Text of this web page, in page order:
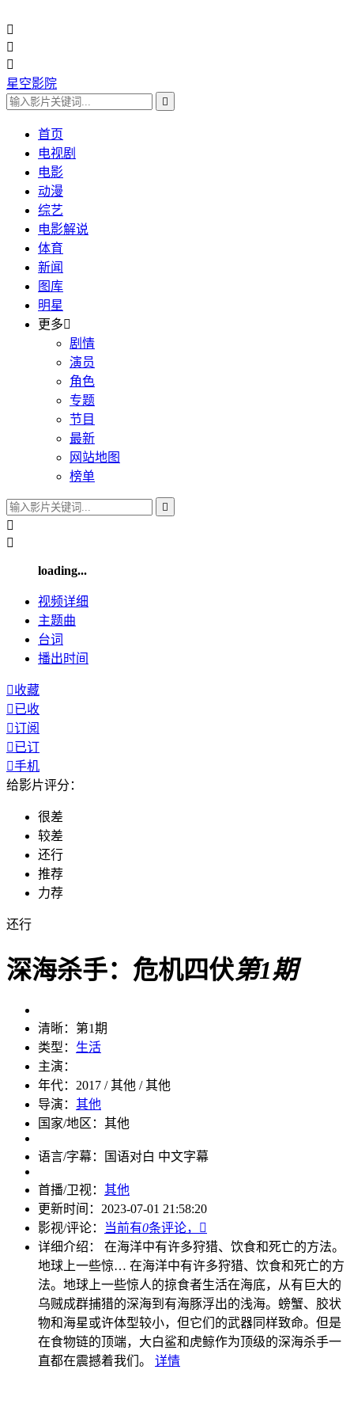



星空影院

首页
电视剧
电影
动漫
综艺
电影解说
体育
新闻
图库
明星
更多
剧情
演员
角色
专题
节目
最新
网站地图
榜单



loading...
视频详细
主题曲
台词
播出时间
收藏
已收
订阅
已订
手机
给影片评分：
很差
较差
还行
推荐
力荐
还行
深海杀手：危机四伏第1期
清晰： 第1期
类型： 生活
主演：
年代： 2017 / 其他 / 其他
导演： 其他
国家/地区： 其他
语言/字幕： 国语对白 中文字幕
首播/卫视： 其他
更新时间： 2023-07-01 21:58:20
影视/评论：
当前有0条评论，

详细介绍：
在海洋中有许多狩猎、饮食和死亡的方法。
地球上一些惊… 在海洋中有许多狩猎、饮食和死亡的方
法。地球上一些惊人的掠食者生活在海底，从有巨大的
乌贼成群捕猎的深海到有海豚浮出的浅海。螃蟹、胶状
物和海星或许体型较小，但它们的武器同样致命。但是
在食物链的顶端，大白鲨和虎鲸作为顶级的深海杀手一
直都在震撼着我们。
详情